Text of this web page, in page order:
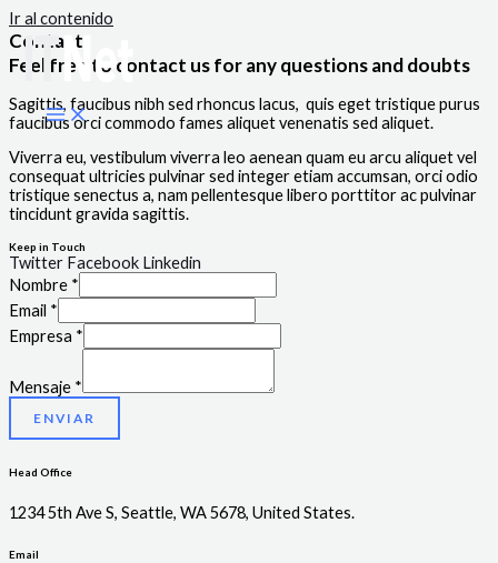
Ir al contenido
Contact
Feel free to contact us for any questions and doubts​
Sagittis, faucibus nibh sed rhoncus lacus, quis eget tristique purus
faucibus orci commodo fames aliquet venenatis sed aliquet.
Viverra eu, vestibulum viverra leo aenean quam eu arcu aliquet vel
consequat ultricies pulvinar sed integer etiam accumsan, orci odio
tristique senectus a, nam pellentesque libero porttitor ac pulvinar
tincidunt gravida sagittis.
Keep in Touch
Twitter Facebook Linkedin
Nombre *
Email *
Empresa *
Mensaje *
ENVIAR
Head Office
1234 5th Ave S, Seattle, WA 5678, United States.
Email